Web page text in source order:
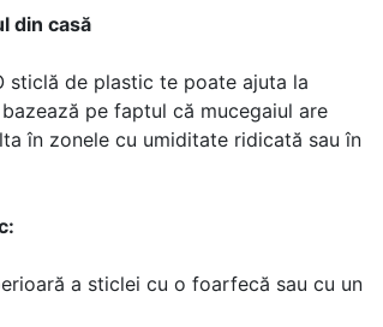
din casă
sticlă de plastic te poate ajuta la
pe faptul că mucegaiul are
în zonele cu umiditate ridicată sau în
a sticlei cu o foarfecă sau cu un